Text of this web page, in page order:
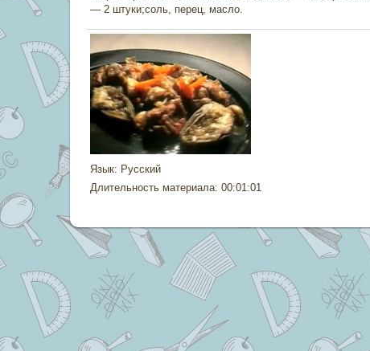
— 2 штуки;соль, перец, масло.
Язык: Русский
Длительность материала: 00:01:01